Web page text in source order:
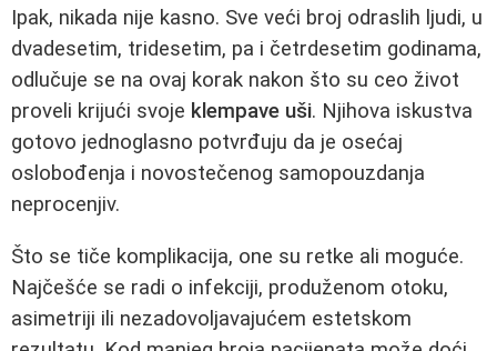
Ipak, nikada nije kasno. Sve veći broj odraslih ljudi, u
dvadesetim, tridesetim, pa i četrdesetim godinama,
odlučuje se na ovaj korak nakon što su ceo život
proveli krijući svoje klempave uši. Njihova iskustva
gotovo jednoglasno potvrđuju da je osećaj
oslobođenja i novostečenog samopouzdanja
neprocenjiv.
Što se tiče komplikacija, one su retke ali moguće.
Najčešće se radi o infekciji, produženom otoku,
asimetriji ili nezadovoljavajućem estetskom